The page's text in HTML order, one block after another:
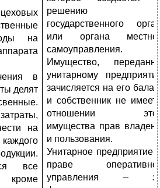
на
в
делят
на
все
кроме
решению
государственного
или органа
самоуправления.
Имущество,
унитарному
зачисляется на его
и собственник не имеет
отношении
имущества прав
и пользования.
Унитарное предприятие
праве
управления –